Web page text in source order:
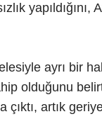
ayrı bir
olduğunu
çıktı, artık